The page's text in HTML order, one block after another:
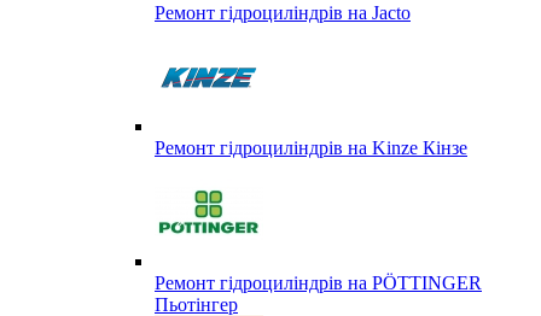
Ремонт гідроциліндрів на Jacto
Ремонт гідроциліндрів на Kinze Кінзе
Ремонт гідроциліндрів на PÖTTINGER
Пьотінгер